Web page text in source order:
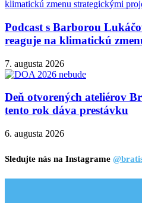
Podcast s Barborou
reaguje na klimatickú
7. augusta 2026
Deň otvorených ateliérov
tento rok dáva prestávku
6. augusta 2026
Sledujte nás na Instagrame